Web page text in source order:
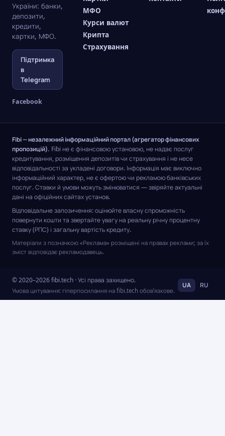
квадратних
метрів
у 2021
році.
квадратні
метри,
що
62 м2,
то
платити
потрібно
лише
за 2
метри.
так і
досвідчені
бізнесмени.
Проте,
такій
організаційно-
правовій
необхідно
дотримуватися
законодавчих
норм,
вчасно
вносити
платежі
і
внески.
були
відправлені
туди
або на
немає
нічого
страшного.
Є
механізми
повернення
переплати
по
в цій
процедурі
немає
нічого
складного.
він
звітності
України: банки,
депозити,
кредити,
картки, МФО.
Підтримка
в
Telegram
Facebook
МФО
Курси валют
Крипта
Страхування
Fibi — незалежний інформаційний портал (агрегатор фінансових
пропозицій). Fibi не є фінансовою установою, не надає послуг
кредитування, розміщення депозитів чи страхування і не несе
відповідальності за укладені договори. Інформація має виключно
інформаційний характер, не є офертою чи рекламою банківських
послуг. Ставки й умови можуть змінюватися — звіряйте актуальні
дані на офіційних сайтах установ.
Відповідальне запозичення: оцінюйте власну спроможність
повернути кошти та звертайте увагу на реальну річну процентну
ставку (РПС) і загальну вартість кредиту.
Матеріали з позначкою «Реклама» розміщені на правах реклами; за їх
зміст відповідає рекламодавець.
© 2020–2026 fibi.tech · Усі права захищено.
Умова цитування: гіперпосилання на fibi.tech обов’язкове.
UA RU